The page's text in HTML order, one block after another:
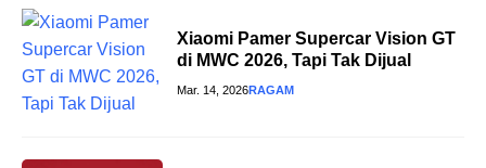
Xiaomi Pamer Supercar Vision GT
di MWC 2026, Tapi Tak Dijual
Mar. 14, 2026RAGAM